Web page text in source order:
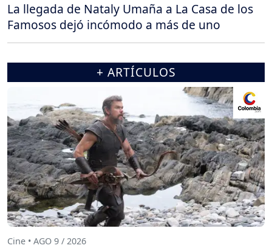
La llegada de Nataly Umaña a La Casa de los
Famosos dejó incómodo a más de uno
+ ARTÍCULOS
Cine • AGO 9 / 2026